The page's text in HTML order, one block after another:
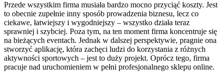
Przede wszystkim firma musiała bardzo mocno przyciąć koszty. Jest
to obecnie zupełnie inny sposób prowadzenia biznesu, lecz co
ciekawe, łatwiejszy i wygodniejszy – wszystko działa teraz
sprawniej i szybciej. Poza tym, na ten moment firma koncentruje się
na bieżących eventach. Jednak w dalszej perspektywie, pragnie ona
stworzyć aplikację, która zachęci ludzi do korzystania z różnych
aktywności sportowych – jest to duży projekt. Oprócz tego, firma
pracuje nad uruchomieniem w pełni profesjonalnego sklepu online.